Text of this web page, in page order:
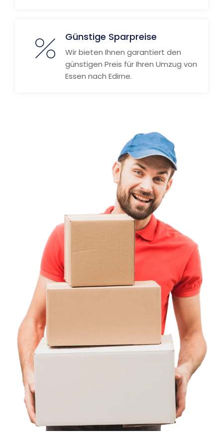
Günstige Sparpreise
Wir bieten Ihnen garantiert den
günstigen Preis für Ihren Umzug von
Essen nach Edirne.